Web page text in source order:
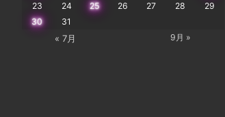
23
24 25 26 27 28
29
30
31
« 7月 9月 »